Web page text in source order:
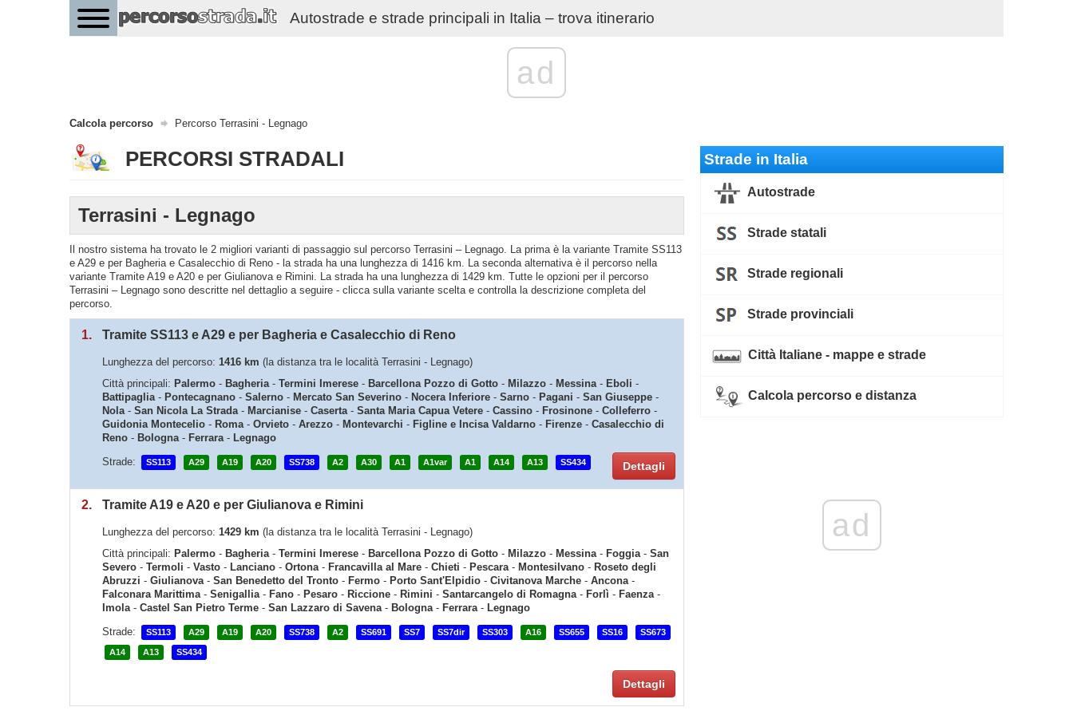
Autostrade e strade principali in Italia – trova itinerario
ad
Calcola percorso Percorso Terrasini - Legnago
PERCORSI STRADALI
Terrasini - Legnago
Il nostro sistema ha trovato le 2 migliori varianti di passaggio sul percorso Terrasini – Legnago. La prima è la variante Tramite SS113
e A29 e per Bagheria e Casalecchio di Reno - la strada ha una lunghezza di 1416 km. La seconda alternativa è il percorso nella
variante Tramite A19 e A20 e per Giulianova e Rimini. La strada ha una lunghezza di 1429 km. Tutte le opzioni per il percorso
Terrasini – Legnago sono descritte nel dettaglio a seguire - clicca sulla variante scelta e controlla la descrizione completa del
percorso.
1. Tramite SS113 e A29 e per Bagheria e Casalecchio di Reno
Lunghezza del percorso: 1416 km (la distanza tra le località Terrasini - Legnago)
Città principali: Palermo - Bagheria- Termini Imerese - Barcellona Pozzo di Gotto - Milazzo - Messina- Eboli -
Battipaglia- Pontecagnano - Salerno - Mercato San Severino - Nocera Inferiore - Sarno - Pagani - San Giuseppe -
Nola- San Nicola La Strada- Marcianise - Caserta- Santa Maria Capua Vetere - Cassino - Frosinone - Colleferro -
Guidonia Montecelio - Roma- Orvieto - Arezzo - Montevarchi - Figline e Incisa Valdarno - Firenze - Casalecchio di
Reno - Bologna- Ferrara- Legnago
Strade:
SS113 A29 A19 A20 SS738 A2 A30 A1 A1var A1 A14 A13 SS434 Dettagli
2. Tramite A19 e A20 e per Giulianova e Rimini
Lunghezza del percorso: 1429 km (la distanza tra le località Terrasini - Legnago)
Città principali: Palermo - Bagheria- Termini Imerese - Barcellona Pozzo di Gotto - Milazzo - Messina- Foggia- San
Severo - Termoli - Vasto - Lanciano - Ortona- Francavilla al Mare - Chieti - Pescara- Montesilvano - Roseto degli
Abruzzi - Giulianova- San Benedetto del Tronto - Fermo - Porto Sant'Elpidio - Civitanova Marche - Ancona-
Falconara Marittima- Senigallia- Fano - Pesaro - Riccione - Rimini - Santarcangelo di Romagna- Forlì - Faenza-
Imola- Castel San Pietro Terme - San Lazzaro di Savena- Bologna- Ferrara- Legnago
Strade:
SS113 A29 A19 A20 SS738 A2 SS691 SS7 SS7dir SS303 A16 SS655 SS16 SS673
A14 A13 SS434
Dettagli
Strade in Italia
Autostrade
Strade statali
Strade regionali
Strade provinciali
Città Italiane - mappe e strade
Calcola percorso e distanza
ad